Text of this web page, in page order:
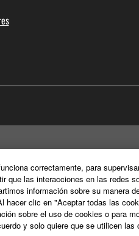
correctamente, para
que las interacciones en las redes
información sobre su manera
hacer clic en "Aceptar todas las
sobre el uso de cookies o para
y solo quiere que se utilicen las